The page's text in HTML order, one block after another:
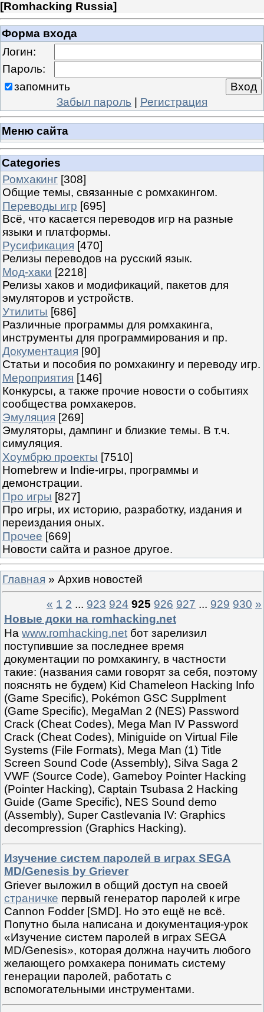
[Romhacking Russia]
Форма входа
Логин:
Пароль:
запомнить
Забыл пароль | Регистрация
Меню сайта
Categories
Ромхакинг [308]
Общие темы, связанные с ромхакингом.
Переводы игр [695]
Всё, что касается переводов игр на разные
языки и платформы.
Русификация [470]
Релизы переводов на русский язык.
Мод-хаки [2218]
Релизы хаков и модификаций, пакетов для
эмуляторов и устройств.
Утилиты [686]
Различные программы для ромхакинга,
инструменты для программирования и пр.
Документация [90]
Статьи и пособия по ромхакингу и переводу игр.
Мероприятия [146]
Конкурсы, а также прочие новости о событиях
сообщества ромхакеров.
Эмуляция [269]
Эмуляторы, дампинг и близкие темы. В т.ч.
симуляция.
Хоумбрю проекты [7510]
Homebrew и Indie-игры, программы и
демонстрации.
Про игры [827]
Про игры, их историю, разработку, издания и
переиздания оных.
Прочее [669]
Новости сайта и разное другое.
Главная » Архив новостей
« 1 2 ... 923 924 925 926 927 ... 929 930 »
Новые доки на romhacking.net
На www.romhacking.net бот зарелизил
поступившие за последнее время
документации по ромхакингу, в частности
такие: (названия сами говорят за себя, поэтому
пояснять не будем) Kid Chameleon Hacking Info
(Game Specific), Pokémon GSC Supplment
(Game Specific), MegaMan 2 (NES) Password
Crack (Cheat Codes), Mega Man IV Password
Crack (Cheat Codes), Miniguide on Virtual File
Systems (File Formats), Mega Man (1) Title
Screen Sound Code (Assembly), Silva Saga 2
VWF (Source Code), Gameboy Pointer Hacking
(Pointer Hacking), Captain Tsubasa 2 Hacking
Guide (Game Specific), NES Sound demo
(Assembly), Super Castlevania IV: Graphics
decompression (Graphics Hacking).
Изучение систем паролей в играх SEGA
MD/Genesis by Griever
Griever выложил в общий доступ на своей
страничке первый генератор паролей к игре
Cannon Fodder [SMD]. Но это ещё не всё.
Попутно была написана и документация-урок
«Изучение систем паролей в играх SEGA
MD/Genesis», которая должна научить любого
желающего ромхакера понимать систему
генерации паролей, работать с
вспомогательными инструментами.